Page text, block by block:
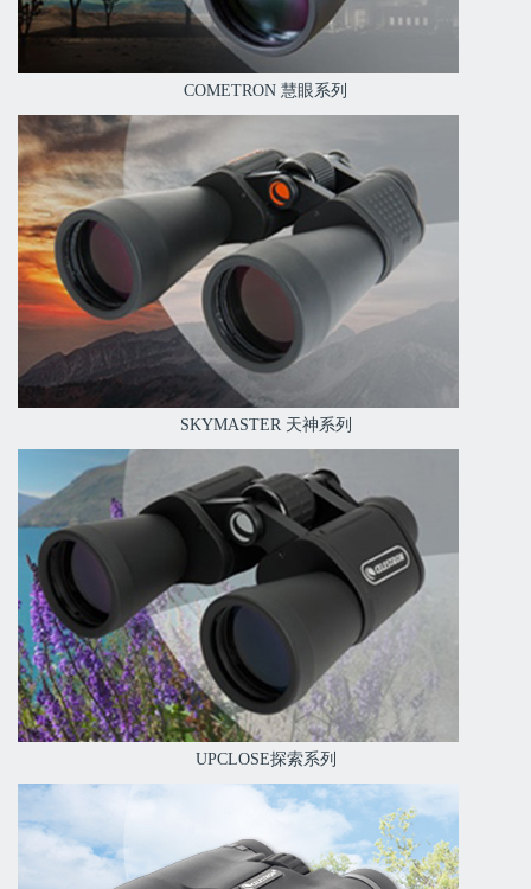
COMETRON 慧眼系列
SKYMASTER 天神系列
UPCLOSE探索系列